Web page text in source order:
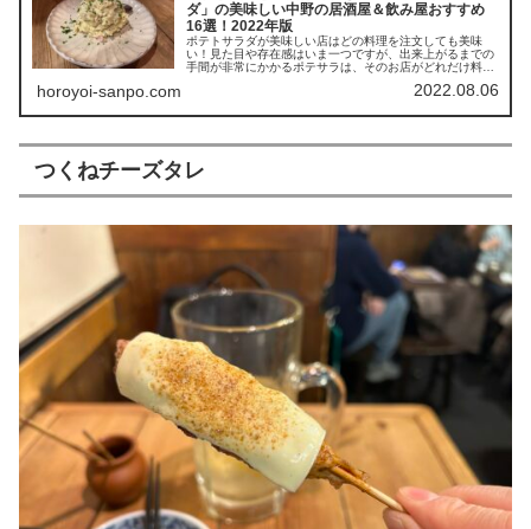
ダ」の美味しい中野の居酒屋＆飲み屋おすすめ
16選！2022年版
ポテトサラダが美味しい店はどの料理を注文しても美味
い！見た目や存在感はいま一つですが、出来上がるまでの
手間が非常にかかるポテサラは、そのお店がどれだけ料理
ディープな街中野でも様々なポテサラに出会うことが出来
か？
horoyoi-sanpo.com 2022.08.06
つくねチーズタレ